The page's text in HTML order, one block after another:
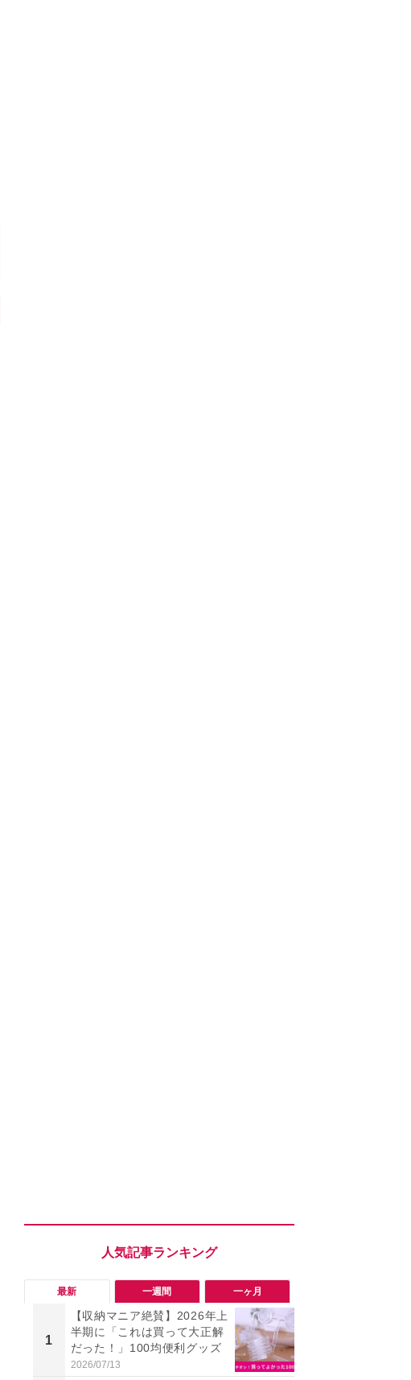
最新 一週間 一ヶ月
1
【収納マニア絶賛】2026年上
半期に「これは買って大正解
だった！」100均便利グッズ
2026/07/13